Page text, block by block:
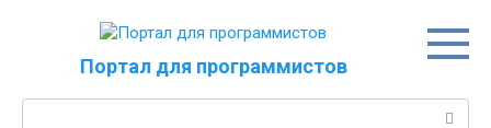
Портал для программистов